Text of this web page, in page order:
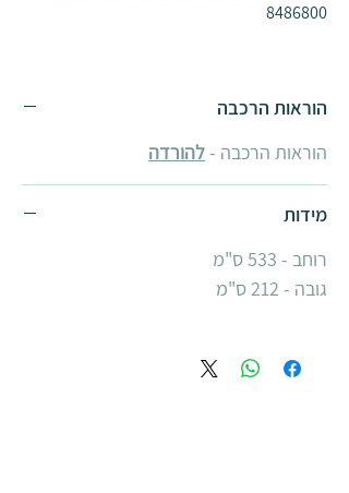
8486800
הוראות הרכבה
הוראות הרכבה -להורדה
מידות
רוחב - 533 ס"מ
גובה - 212 ס"מ